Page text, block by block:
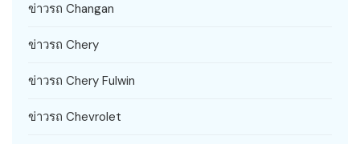
ข่าวรถ Changan
ข่าวรถ Chery
ข่าวรถ Chery Fulwin
ข่าวรถ Chevrolet